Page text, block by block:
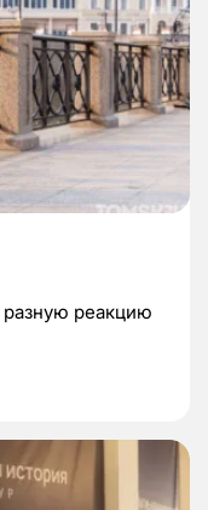
реакцию